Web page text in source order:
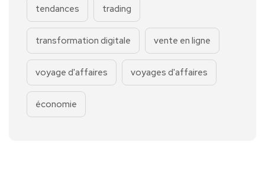
tendances trading
transformation digitale vente en ligne
voyage d'affaires voyages d'affaires
économie